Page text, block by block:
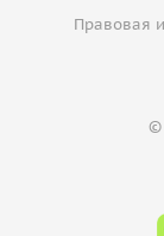
Правовая
©